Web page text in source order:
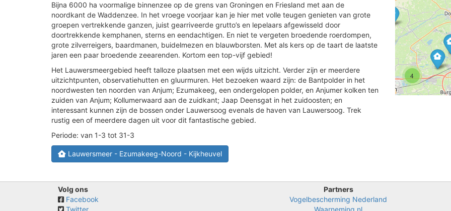
Bijna 6000 ha voormalige binnenzee op de grens van Groningen en Friesland met aan de
noordkant de Waddenzee. In het vroege voorjaar kan je hier met volle teugen genieten van grote
groepen vertrekkende ganzen, juist gearriveerde grutto’s en lepelaars afgewisseld door
doortrekkende kemphanen, sterns en eendachtigen. En niet te vergeten broedende roerdompen,
grote zilverreigers, baardmanen, buidelmezen en blauwborsten. Met als kers op de taart de laatste
jaren een paar broedende zeearenden. Kortom een top-vijf gebied!
Het Lauwersmeergebied heeft talloze plaatsen met een wijds uitzicht. Verder zijn er meerdere
uitzichtpunten, observatiehutten en gluurmuren. Het bezoeken waard zijn: de Bantpolder in het
noordwesten ten noorden van Anjum; Ezumakeeg, een ondergelopen polder, en Anjumer kolken ten
zuiden van Anjum; Kollumerwaard aan de zuidkant; Jaap Deensgat in het zuidoosten; en
interessant kunnen zijn de bossen onder Lauwersoog evenals de haven van Lauwersoog. Trek
rustig een of meerdere dagen uit voor dit fantastische gebied.
Periode: van 1-3 tot 31-3
Lauwersmeer - Ezumakeeg-Noord - Kijkheuvel
3
4
Volg ons
Facebook
Twitter
Partners
Vogelbescherming Nederland
Waarneming.nl